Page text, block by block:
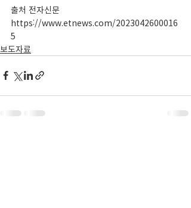
출처 전자신문
https://www.etnews.com/2023042600016
5
보도자료